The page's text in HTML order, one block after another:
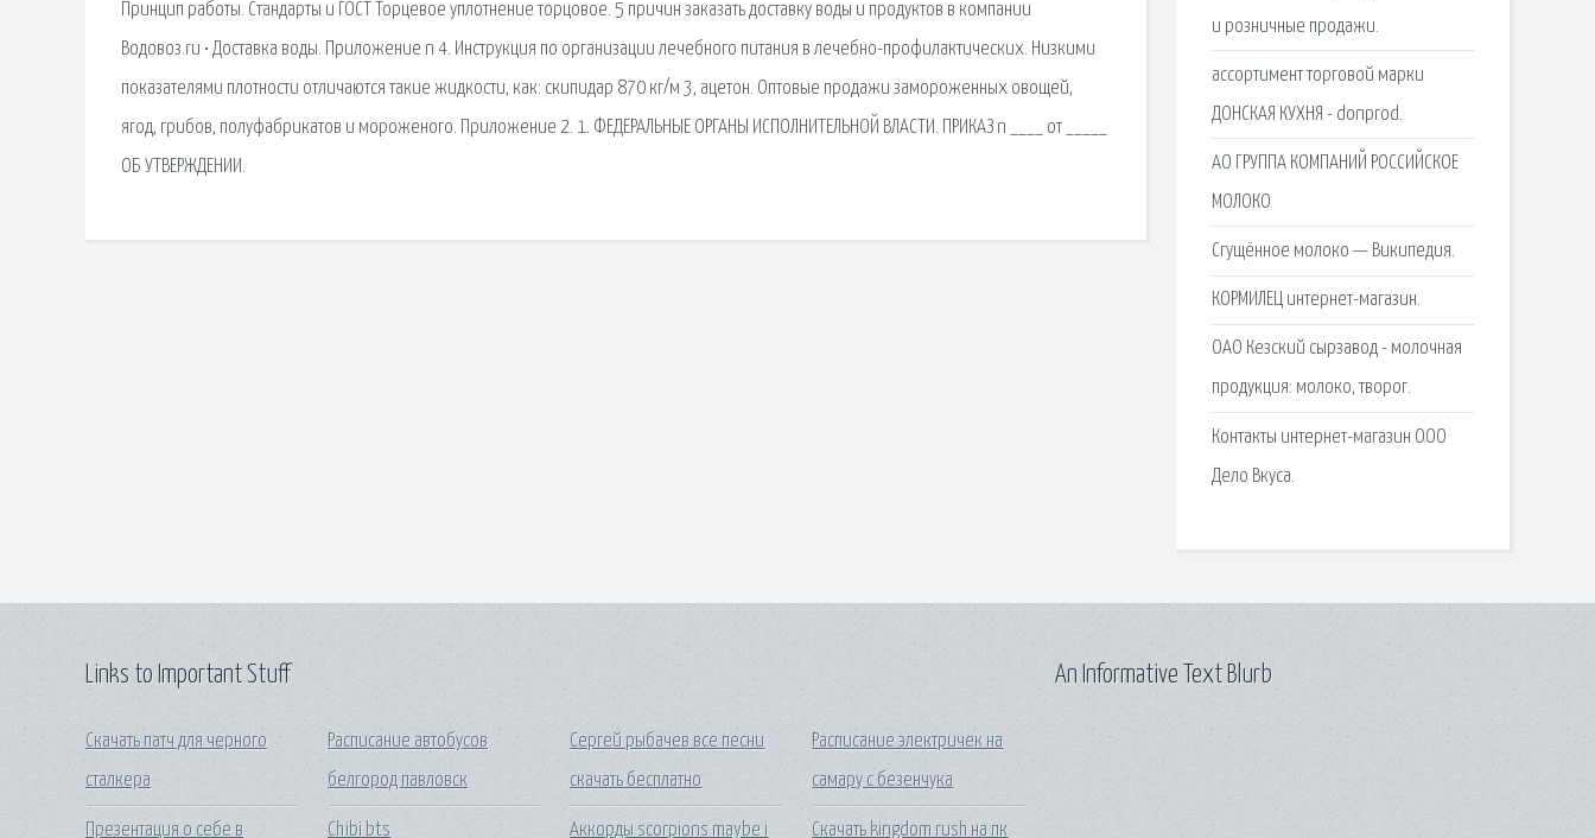
Принцип работы. Стандарты и ГОСТ Торцевое уплотнение торцовое. 5 причин заказать доставку воды и продуктов в компании
Водовоз.ru • Доставка воды. Приложение n 4. Инструкция по организации лечебного питания в лечебно-профилактических. Низкими
показателями плотности отличаются такие жидкости, как: скипидар 870 кг/м 3, ацетон. Оптовые продажи замороженных овощей,
ягод, грибов, полуфабрикатов и мороженого. Приложение 2. 1. ФЕДЕРАЛЬНЫЕ ОРГАНЫ ИСПОЛНИТЕЛЬНОЙ ВЛАСТИ. ПРИКАЗ n ____ от _____
ОБ УТВЕРЖДЕНИИ.
и розничные продажи.
ассортимент торговой марки
ДОНСКАЯ КУХНЯ - donprod.
АО ГРУППА КОМПАНИЙ РОССИЙСКОЕ
МОЛОКО
Сгущённое молоко — Википедия.
КОРМИЛЕЦ интернет-магазин.
ОАО Кезский сырзавод - молочная
продукция: молоко, творог.
Контакты интернет-магазин ООО
Дело Вкуса.
Links to Important Stuff
Скачать патч для черного
сталкера
Презентация о себе в
Расписание автобусов
белгород павловск
Chibi bts
Сергей рыбачев все песни
скачать бесплатно
Аккорды scorpions maybe i
Расписание электричек на
самару с безенчука
Скачать kingdom rush на пк
An Informative Text Blurb